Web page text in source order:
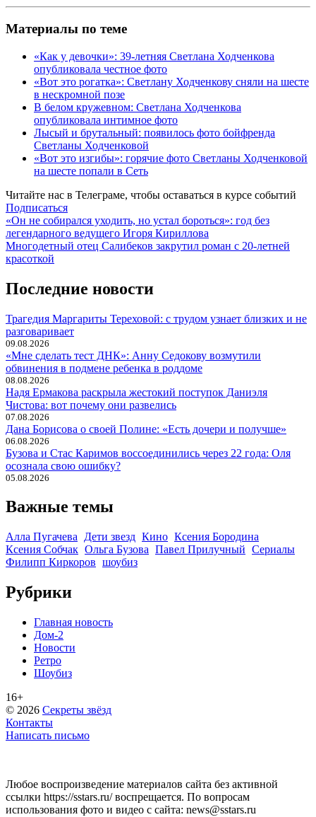
Материалы по теме
«Как у девочки»: 39-летняя Светлана Ходченкова
опубликовала честное фото
«Вот это рогатка»: Светлану Ходченкову сняли на шесте
в нескромной позе
В белом кружевном: Светлана Ходченкова
опубликовала интимное фото
Лысый и брутальный: появилось фото бойфренда
Светланы Ходченковой
«Вот это изгибы»: горячие фото Светланы Ходченковой
на шесте попали в Сеть
Читайте нас в Телеграме, чтобы оставаться в курсе событий
Подписаться
Навигация
по
записям
«Он не собирался уходить, но устал бороться»: год без
легендарного ведущего Игоря Кириллова
Многодетный отец Салибеков закрутил роман с 20-летней
красоткой
Последние новости
Трагедия Маргариты Тереховой: с трудом узнает близких и не
разговаривает
09.08.2026
«Мне сделать тест ДНК»: Анну Седокову возмутили
обвинения в подмене ребенка в роддоме
08.08.2026
Надя Ермакова раскрыла жестокий поступок Даниэля
Чистова: вот почему они развелись
07.08.2026
Дана Борисова о своей Полине: «Есть дочери и получше»
06.08.2026
Бузова и Стас Каримов воссоединились через 22 года: Оля
осознала свою ошибку?
05.08.2026
Важные темы
Алла Пугачева Дети звезд Кино Ксения Бородина
Ксения Собчак Ольга Бузова Павел Прилучный Сериалы
Филипп Киркоров шоубиз
Рубрики
Главная новость
Дом-2
Новости
Ретро
Шоубиз
16+
© 2026 Секреты звёзд
Контакты
Написать письмо
Любое воспроизведение материалов сайта без активной
ссылки https://sstars.ru/ воспрещается. По вопросам
использования фото и видео с сайта: news@sstars.ru